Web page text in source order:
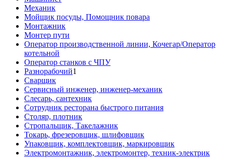
Механик
Мойщик посуды, Помощник повара
Монтажник
Монтер пути
Оператор производственной линии, Кочегар/Оператор
котельной
Оператор станков с ЧПУ
Разнорабочий1
Сварщик
Сервисный инженер, инженер-механик
Слесарь, сантехник
Сотрудник ресторана быстрого питания
Столяр, плотник
Стропальщик, Такелажник
Токарь, фрезеровщик, шлифовщик
Упаковщик, комплектовщик, маркировщик
Электромонтажник, электромонтер, техник-электрик